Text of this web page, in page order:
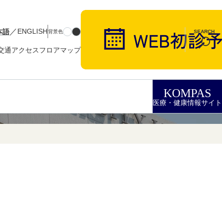
語／ENGLISH背景色
通アクセスフロアマップ
SEARCH
KOMPAS
医療・健康情報サイト